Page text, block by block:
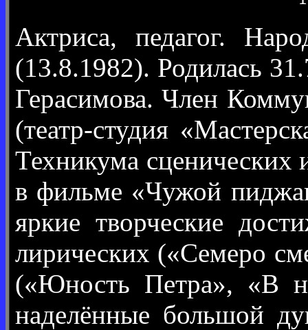
Актриса, педагог.
(13.8.1982). Родилась
Герасимова. Член
(театр-студия
Техникума
в фильме «Чужой
яркие творческие
лирических («Семеро
(«Юность Петра», «В
наделённые большой